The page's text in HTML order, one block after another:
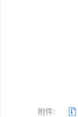
附件: 